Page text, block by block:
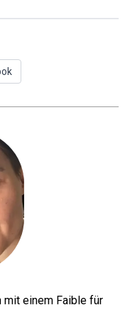
mit einem Faible für